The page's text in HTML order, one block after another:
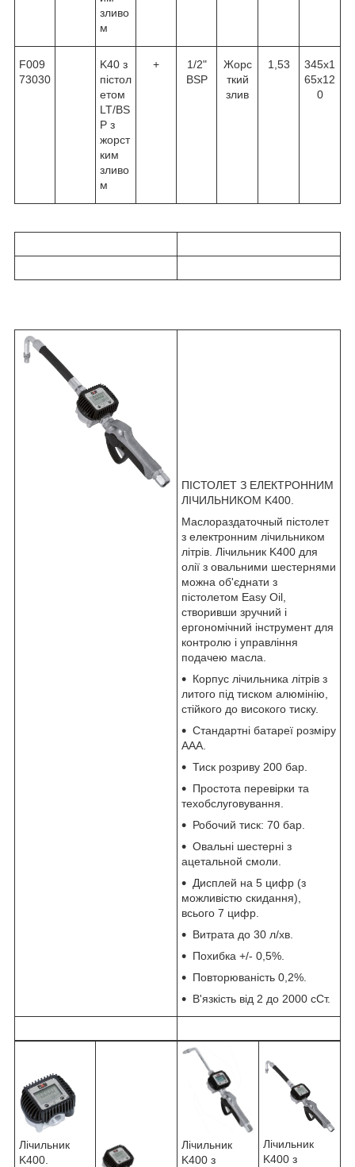
зливо
м
F009
73030
K40 з
пістол
етом
LT/BS
P з
жорст
ким
зливо
м
+
1/2"
BSP
Жорс
ткий
злив
1,53
345x1
65x12
0
ПІСТОЛЕТ З ЕЛЕКТРОННИМ
ЛІЧИЛЬНИКОМ K400.
Маслораздаточный пістолет
з електронним лічильником
літрів. Лічильник K400 для
олії з овальними шестернями
можна об'єднати з
пістолетом Easy Oil,
створивши зручний і
ергономічний інструмент для
контролю і управління
подачею масла.
Корпус лічильника літрів з
литого під тиском алюмінію,
стійкого до високого тиску.
Стандартні батареї розміру
AAA.
Тиск розриву 200 бар.
Простота перевірки та
техобслуговування.
Робочий тиск: 70 бар.
Овальні шестерні з
ацетальной смоли.
Дисплей на 5 цифр (з
можливістю скидання),
всього 7 цифр.
Витрата до 30 л/хв.
Похибка +/- 0,5%.
Повторюваність 0,2%.
В'язкість від 2 до 2000 сСт.
Лічильник
K400.
Лічильник
K400 з
Лічильник
K400 з